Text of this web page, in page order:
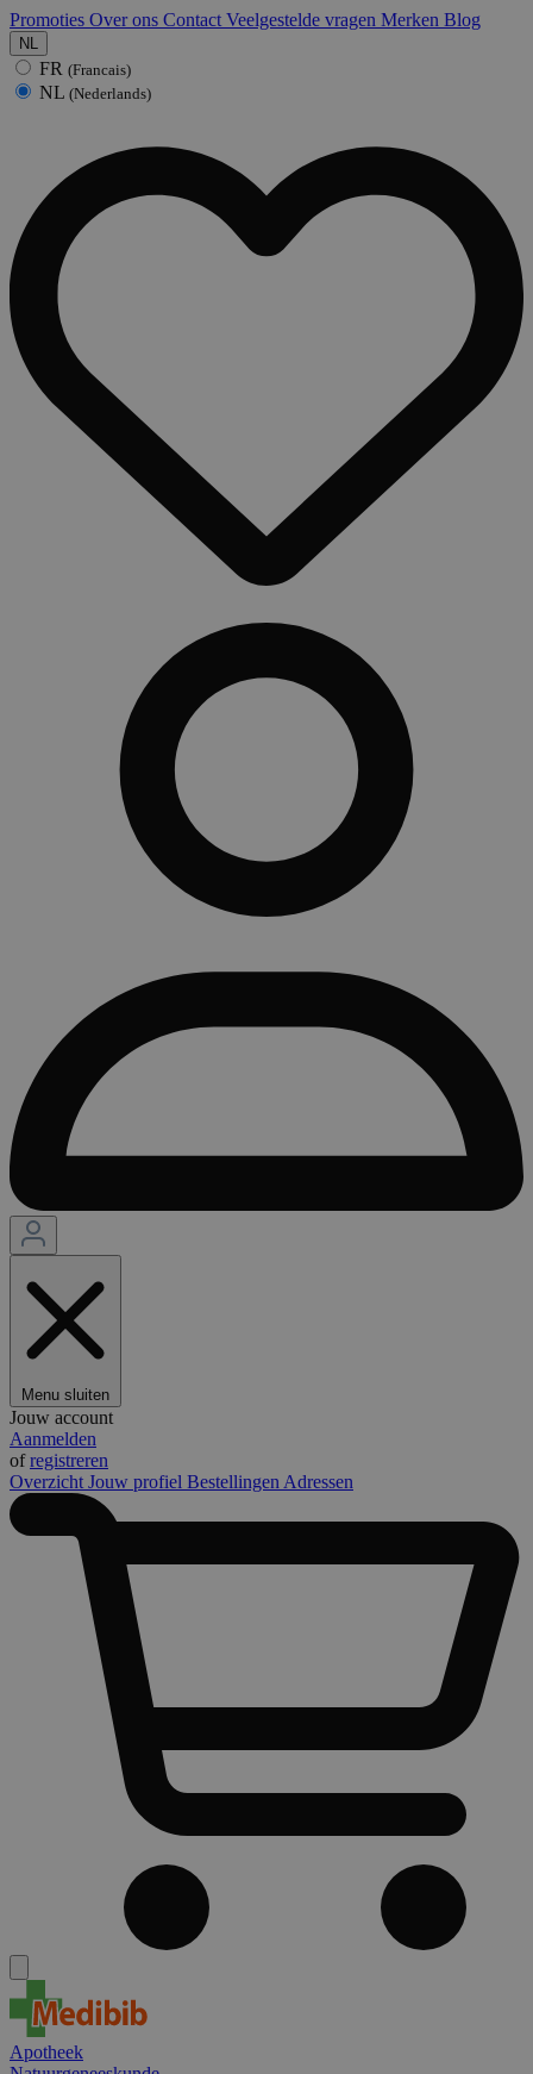
Promoties Over ons Contact Veelgestelde vragen Merken Blog
NL
FR (Francais)
NL (Nederlands)
Menu sluiten
Jouw account
Aanmelden
ofregistreren
Overzicht Jouw profiel Bestellingen Adressen
Apotheek